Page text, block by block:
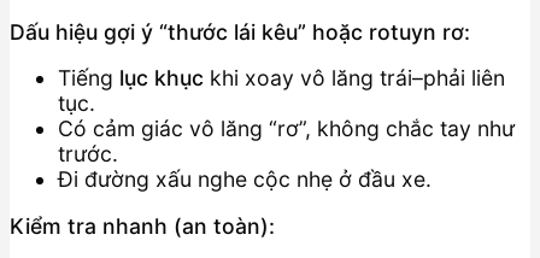
Dấu hiệu gợi ý “thước lái kêu” hoặc rotuyn rơ:
Tiếng lục khục khi xoay vô lăng trái–phải liên
tục.
Có cảm giác vô lăng “rơ”, không chắc tay như
trước.
Đi đường xấu nghe cộc nhẹ ở đầu xe.
Kiểm tra nhanh (an toàn):